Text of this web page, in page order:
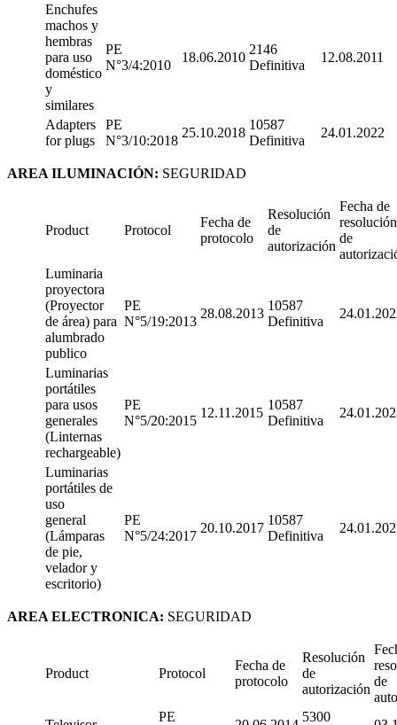
Enchufes
machos y
hembras
para uso
doméstico
y
similares
PE
N°3/4:2010
18.06.2010
2146
Definitiva
12.08.2011
Adapters
for plugs
PE
N°3/10:2018
25.10.2018
10587
Definitiva
24.01.2022
AREA ILUMINACIÓN: SEGURIDAD
Product Protocol
Fecha de
protocolo
Resolución
de
autorización
Fecha de
resolución
de
Luminaria
proyectora
(Proyector
de área) para
alumbrado
publico
PE
N°5/19:2013
28.08.2013
10587
Definitiva
Luminarias
portátiles
para usos
generales
(Linternas
rechargeable)
PE
N°5/20:2015
12.11.2015
10587
Definitiva
Luminarias
portátiles de
uso
general
(Lámparas
de pie,
velador y
escritorio)
PE
N°5/24:2017
20.10.2017
10587
Definitiva
AREA ELECTRONICA: SEGURIDAD
Product Protocol
Fecha de
protocolo
Resolución
de
autorización
de
PE
5300